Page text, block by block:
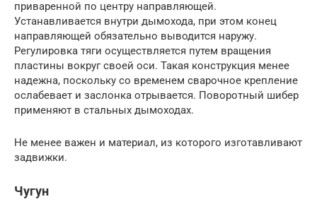
приваренной по центру направляющей.
Устанавливается внутри дымохода, при этом конец
направляющей обязательно выводится наружу.
Регулировка тяги осуществляется путем вращения
пластины вокруг своей оси. Такая конструкция менее
надежна, поскольку со временем сварочное крепление
ослабевает и заслонка отрывается. Поворотный шибер
применяют в стальных дымоходах.
Не менее важен и материал, из которого изготавливают
задвижки.
Чугун